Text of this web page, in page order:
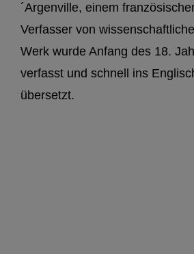
´Argenville, einem
Verfasser von
Werk wurde Anfang des 18.
verfasst und schnell ins
übersetzt.